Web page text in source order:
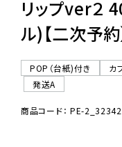
06-
リップver２
ル)【二次予約
POP（台紙)付き
カ
発送A
商品コード： PE-